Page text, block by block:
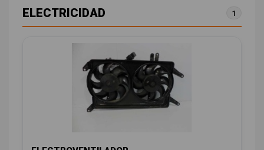
ELECTRICIDAD 1